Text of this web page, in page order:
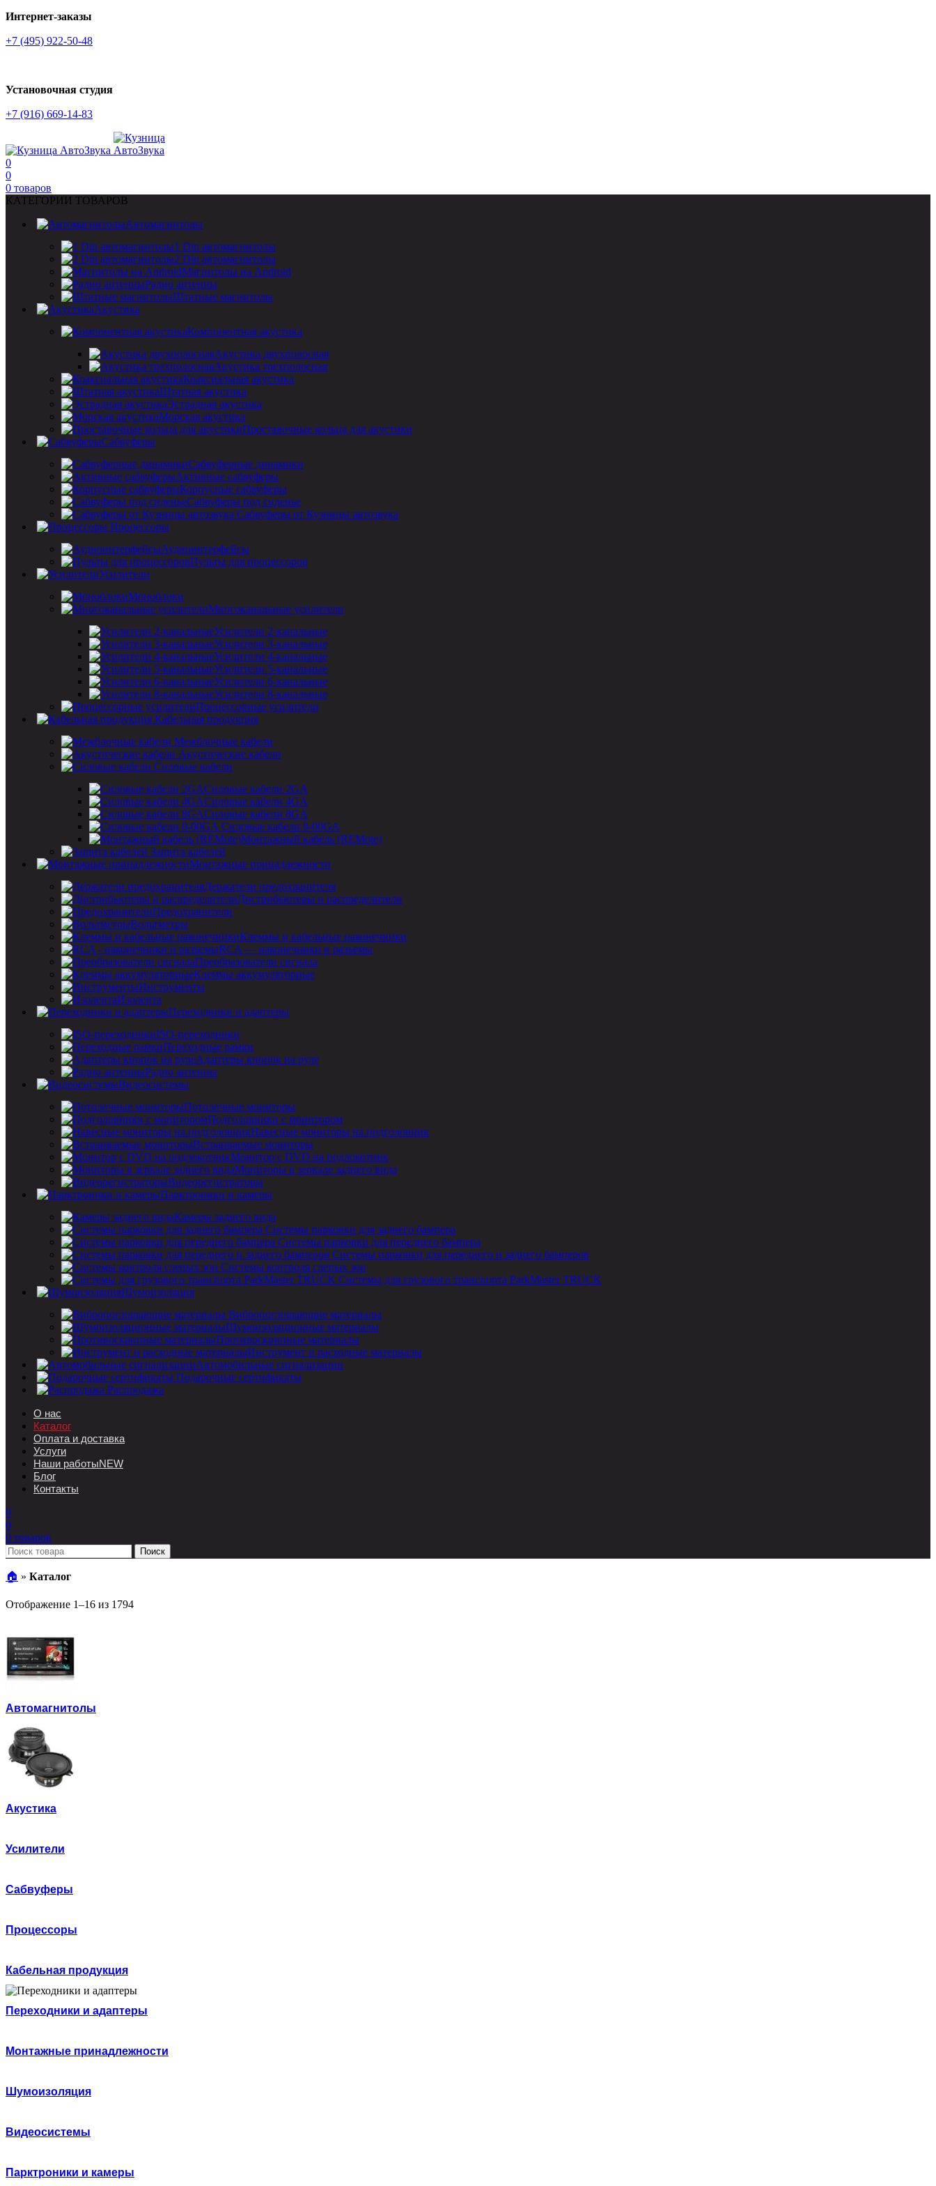
Интернет-заказы
+7 (495) 922-50-48
Установочная студия
+7 (916) 669-14-83
0
0
0 товаров
КАТЕГОРИИ ТОВАРОВ
Автомагнитолы
1 Din автомагнитолы
2 Din автомагнитолы
Магнитолы на Android
Радио антенны
Штатные магнитолы
Акустика
Компонентная акустика
Акустика двухполосная
Акустика трехполосная
Коаксиальная акустика
Штатная акустика
Эстрадная акустика
Морская акустика
Проставочные кольца для акустики
Сабвуферы
Сабвуферные динамики
Активные сабвуферы
Корпусные сабвуферы
Сабвуферы под сиденье
Сабвуферы от Кузницы автозвука
Процессоры
Аудиоинтерфейсы
Пульты для процессоров
Усилители
Моноблоки
Многоканальные усилители
Усилители 2-канальные
Усилители 3-канальные
Усилители 4-канальные
Усилители 5-канальные
Усилители 6-канальные
Усилители 8-канальные
Процессорные усилители
Кабельная продукция
Межблочные кабели
Акустические кабели
Силовые кабели
Силовые кабели 2GA
Силовые кабели 4GA
Силовые кабели 8GA
Силовые кабели 0-00GA
Монтажный кабель (REMote)
Защита кабелей
Монтажные принадлежности
Держатели предохранителя
Дистрибьютеры и распределители
Предохранители
Вольтметры
Клеммы и кабельные наконечники
RCA — наконечники и разъемы
Преобразователи сигнала
Клеммы аккумуляторные
Инструменты
Изолента
Переходники и адаптеры
ISO-переходники
Переходные рамки
Адаптеры кнопок на руле
Радио антенны
Видеосистемы
Потолочные мониторы
Подголовники с монитором
Навесные мониторы на подголовник
Встраиваемые мониторы
Монитор с DVD на подлокотник
Мониторы в зеркале заднего вида
Видеорегистраторы
Парктроники и камеры
Камеры заднего вида
Системы парковки для заднего бампера
Системы парковки для переднего бампера
Системы парковки для переднего и заднего бамперов
Системы контроля слепых зон
Системы для грузового транспорта ParkMaster TRUCK
Шумоизоляция
Вибропоглощающие материалы
Шумоизоляционные материалы
Противоскрипные материалы
Инструмент и расходные материалы
Автомобильные сигнализации
Подарочные сертификаты
Распродажа
О нас
Каталог
Оплата и доставка
Услуги
Наши работыNEW
Блог
Контакты
0
0
0 товаров
Поиск
🏠︎ » Каталог
Отображение 1–16 из 1794Цены:
Автомагнитолы
Акустика
Усилители
Сабвуферы
Процессоры
Кабельная продукция
Переходники и адаптеры
Монтажные принадлежности
Шумоизоляция
Видеосистемы
Парктроники и камеры